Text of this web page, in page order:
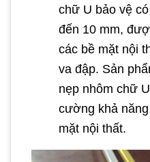
chữ U bảo vệ
đến 10 mm,
các bề mặt nội
va đập. Sản
nẹp nhôm chữ
cường khả
mặt nội thất.